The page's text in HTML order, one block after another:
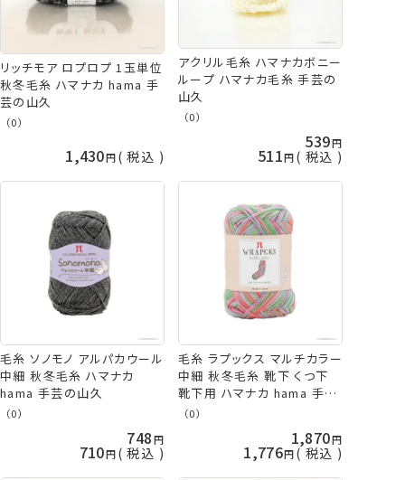
リッチモア ロプロプ 1玉単位
秋冬毛糸 ハマナカ hama 手
芸の山久
（0）
1,430 税込
アクリル毛糸 ハマナカボニー
ループ ハマナカ毛糸 手芸の
山久
（0）
539
511 税込
毛糸 ソノモノ アルパカウール
中細 秋冬毛糸 ハマナカ
hama 手芸の山久
（0）
748
710 税込
毛糸 ラプックス マルチカラー
中細 秋冬毛糸 靴下 くつ下
靴下用 ハマナカ hama 手芸
の山久
（0）
1,870
1,776 税込